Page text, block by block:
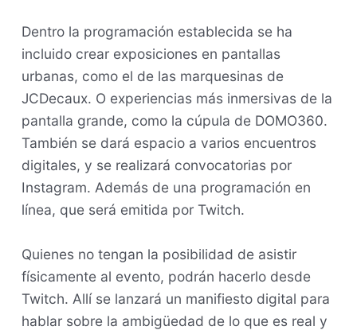
Dentro la programación establecida se ha
incluido crear exposiciones en pantallas
urbanas, como el de las marquesinas de
JCDecaux. O experiencias más inmersivas de la
pantalla grande, como la cúpula de DOMO360.
También se dará espacio a varios encuentros
digitales, y se realizará convocatorias por
Instagram. Además de una programación en
línea, que será emitida por Twitch.
Quienes no tengan la posibilidad de asistir
físicamente al evento, podrán hacerlo desde
Twitch. Allí se lanzará un manifiesto digital para
hablar sobre la ambigüedad de lo que es real y